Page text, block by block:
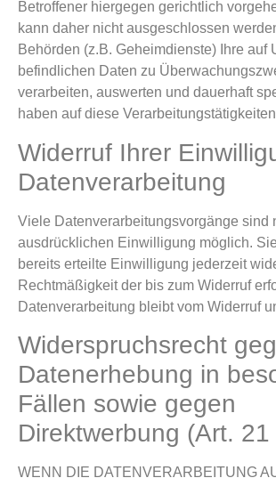
Betroffener hiergegen gerichtlich
kann daher nicht ausgeschlossen
Behörden (z.B. Geheimdienste) Ihre auf
befindlichen Daten zu
verarbeiten, auswerten und dauerhaft
haben auf diese
Widerruf Ihrer
Datenverarbeitung
Viele Datenverarbeitungsvorgänge sind
ausdrücklichen Einwilligung möglich.
bereits erteilte Einwilligung jederzeit
Rechtmäßigkeit der bis zum Widerruf
Datenverarbeitung bleibt vom Widerruf
Widerspruchsrecht
Datenerhebung in
Fällen sowie gegen
Direktwerbung (Art.
WENN DIE DATENVERARBEITUNG